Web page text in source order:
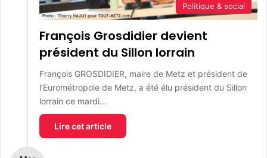
Politique & social
François Grosdidier devient
président du Sillon lorrain
François GROSDIDIER, maire de Metz et président de
l’Eurométropole de Metz, a été élu président du Sillon
lorrain ce mardi…
Lire cet article